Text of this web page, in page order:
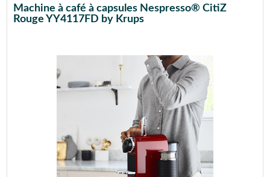
Machine à café à capsules Nespresso® CitiZ
Rouge YY4117FD by Krups